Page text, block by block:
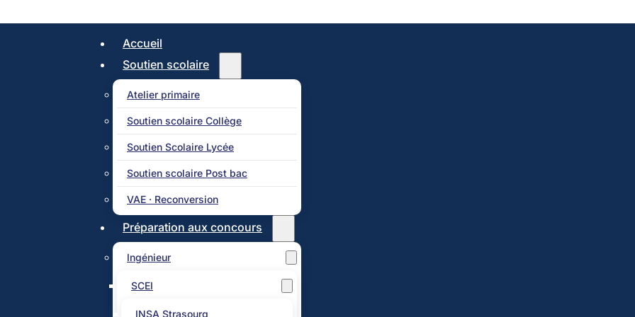
Accueil
Soutien scolaire
Atelier primaire
Soutien scolaire Collège
Soutien Scolaire Lycée
Soutien scolaire Post bac
VAE · Reconversion
Préparation aux concours
Ingénieur
SCEI
INSA Strasourg